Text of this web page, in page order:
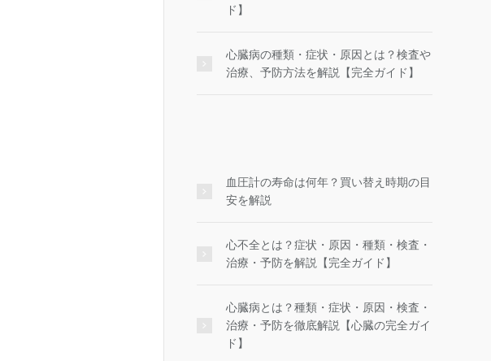
ド】
心臓病の種類・症状・原因とは？検査や
治療、予防方法を解説【完全ガイド】
血圧計の寿命は何年？買い替え時期の目
安を解説
心不全とは？症状・原因・種類・検査・
治療・予防を解説【完全ガイド】
心臓病とは？種類・症状・原因・検査・
治療・予防を徹底解説【心臓の完全ガイ
ド】